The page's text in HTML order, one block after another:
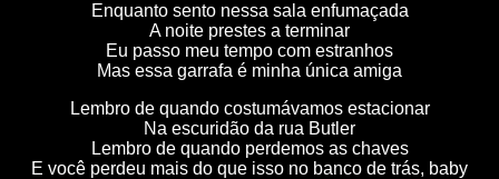
Enquanto sento nessa sala enfumaçada
A noite prestes a terminar
Eu passo meu tempo com estranhos
Mas essa garrafa é minha única amiga
Lembro de quando costumávamos estacionar
Na escuridão da rua Butler
Lembro de quando perdemos as chaves
E você perdeu mais do que isso no banco de trás, baby